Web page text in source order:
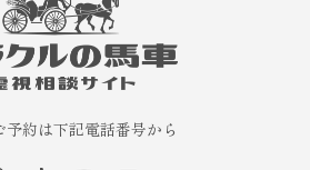
予約は下記電話番号から